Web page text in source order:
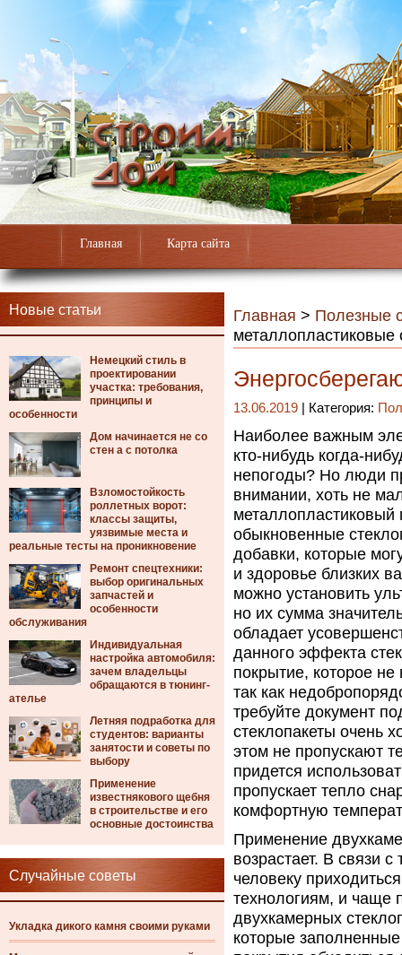
Главная Карта сайта
Новые статьи
Немецкий стиль в
проектировании
участка: требования,
принципы и
особенности
Дом начинается не со
стен а с потолка
Взломостойкость
роллетных ворот:
классы защиты,
уязвимые места и
реальные тесты на проникновение
Ремонт спецтехники:
выбор оригинальных
запчастей и
особенности
обслуживания
Индивидуальная
настройка автомобиля:
зачем владельцы
обращаются в тюнинг-
ателье
Летняя подработка для
студентов: варианты
занятости и советы по
выбору
Применение
известнякового щебня
в строительстве и его
основные достоинства
Случайные советы
Укладка дикого камня своими руками
Главная > Полезные
металлопластиковые
13.06.2019 | Категория:
Наиболее важным
кто-нибудь когда-
непогоды? Но люди
внимании, хоть не
металлопластиковый
обыкновенные
добавки, которые
и здоровье близких
можно установить
но их сумма
обладает
данного эффекта
покрытие, которое не
так как
требуйте документ
стеклопакеты очень
этом не пропускают
придется
пропускает тепло
комфортную
Применение
возрастает. В связи
человеку
технологиям, и чаще
двухкамерных
которые